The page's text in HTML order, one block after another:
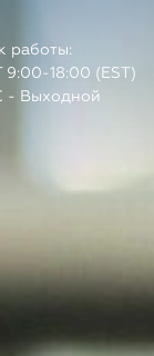
работы:
18:00 (EST)
- Выходной